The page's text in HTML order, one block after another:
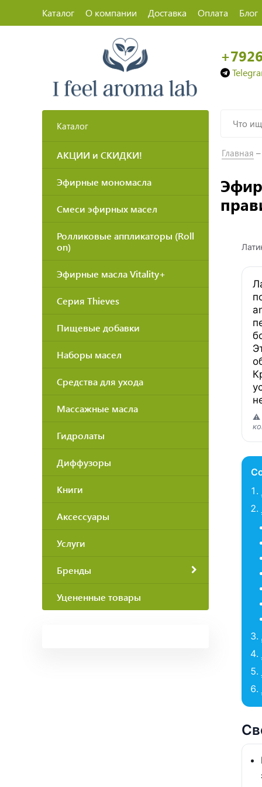
Каталог О компании Доставка Оплата Блог
Каталог
АКЦИИ и СКИДКИ!
Эфирные мономасла
Смеси эфирных масел
Ролликовые аппликаторы (Roll
on)
Эфирные масла Vitality+
Серия Thieves
Пищевые добавки
Наборы масел
Средства для ухода
Массажные масла
Гидролаты
Диффузоры
Книги
Аксессуары
Услуги
Бренды
Уцененные товары
Главная
⚠️